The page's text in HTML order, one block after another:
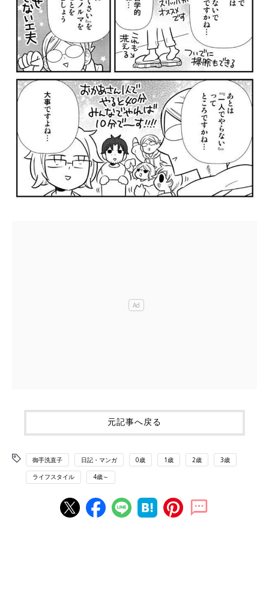
元記事へ戻る
御手洗直子 日記・マンガ 0歳 1歳 2歳 3歳
ライフスタイル 4歳～